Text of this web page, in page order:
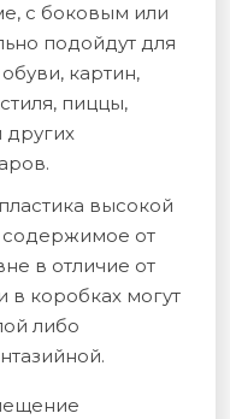
с боковым или
подойдут для
картин,
пиццы,
других
высокой
содержимое от
в отличие от
в коробках могут
либо